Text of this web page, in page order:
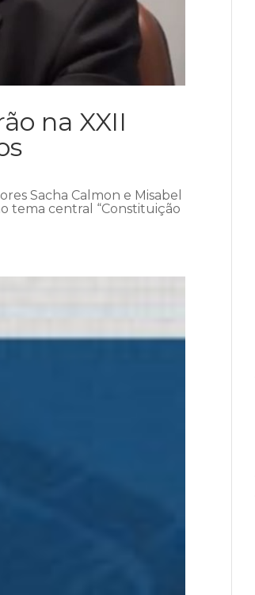
na XXII
Sacha Calmon e Misabel
tema central “Constituição